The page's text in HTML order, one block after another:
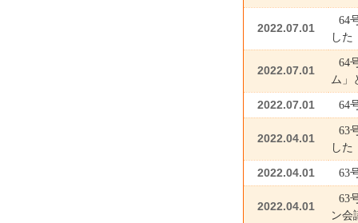
2022.07.01
64
した
2022.07.01
64
ム」
2022.07.01 64
2022.04.01
63
した
2022.04.01 63
2022.04.01
63
ン会